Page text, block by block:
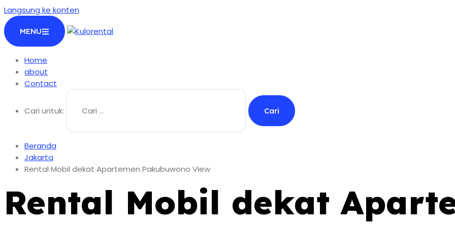
Langsung ke konten
MENU
Home
about
Contact
Cari untuk:
Beranda
Jakarta
Rental Mobil dekat Apartemen Pakubuwono View
Rental Mobil dekat